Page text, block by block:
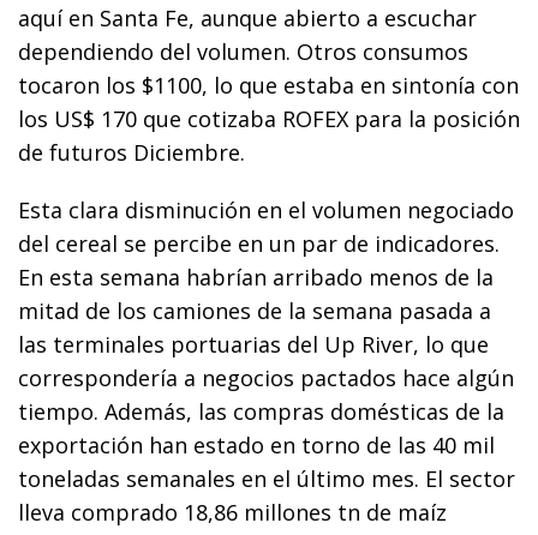
aquí en Santa Fe, aunque abierto a escuchar
dependiendo del volumen. Otros consumos
tocaron los $1100, lo que estaba en sintonía con
los US$ 170 que cotizaba ROFEX para la posición
de futuros Diciembre.
Esta clara disminución en el volumen negociado
del cereal se percibe en un par de indicadores.
En esta semana habrían arribado menos de la
mitad de los camiones de la semana pasada a
las terminales portuarias del Up River, lo que
correspondería a negocios pactados hace algún
tiempo. Además, las compras domésticas de la
exportación han estado en torno de las 40 mil
toneladas semanales en el último mes. El sector
lleva comprado 18,86 millones tn de maíz